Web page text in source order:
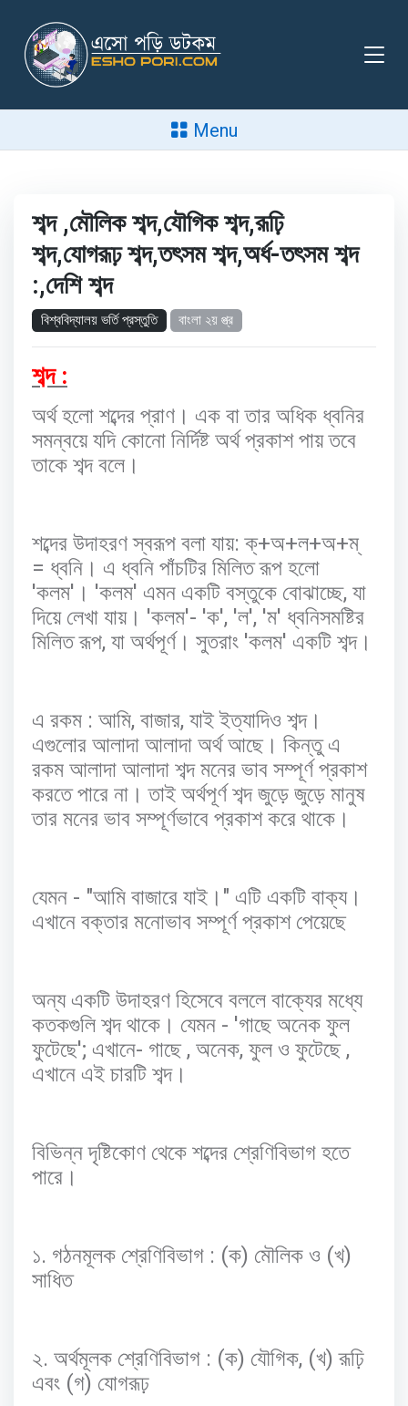
Menu
শব্দ ,মৌলিক শব্দ,যৌগিক শব্দ,রূঢ়ি
শব্দ,যোগরূঢ় শব্দ,তৎসম শব্দ,অর্ধ-তৎসম শব্দ
:,দেশি শব্দ
বিশ্ববিদ্যালয় ভর্তি প্রস্তুতি বাংলা ২য় প্ত্র
শব্দ:
অর্থ হলো শব্দের প্রাণ। এক বা তার অধিক ধ্বনির
সমন্বয়ে যদি কোনো নির্দিষ্ট অর্থ প্রকাশ পায় তবে
তাকে শব্দ বলে।
শব্দের উদাহরণ স্বরূপ বলা যায়:ক্+অ+ল+অ+ম্
= ধ্বনি। এ ধ্বনি পাঁচটির মিলিত রূপ হলো
'কলম' । 'কলম' এমন একটি বস্তুকে বোঝাচ্ছে, যা
দিয়ে লেখা যায়। 'কলম'- 'ক', 'ল', 'ম' ধ্বনিসমষ্টির
মিলিত রূপ, যা অর্থপূর্ণ। সুতরাং 'কলম' একটি শব্দ।
এ রকম : আমি, বাজার, যাই ইত্যাদিও শব্দ।
এগুলোর আলাদা আলাদা অর্থ আছে। কিন্তু এ
রকম আলাদা আলাদা শব্দ মনের ভাব সম্পূর্ণ প্রকাশ
করতে পারে না। তাই অর্থপূর্ণ শব্দ জুড়ে জুড়ে মানুষ
তার মনের ভাব সম্পূর্ণভাবে প্রকাশ করে থাকে।
যেমন - "আমি বাজারে যাই। " এটি একটি বাক্য।
এখানে বক্তার মনোভাব সম্পূর্ণ প্রকাশ পেয়েছে
অন্য একটি উদাহরণ হিসেবে বললে বাক্যের মধ্যে
কতকগুলি শব্দ থাকে। যেমন - 'গাছে অনেক ফুল
ফুটেছে'; এখানে- গাছে, অনেক, ফুল ও ফুটেছে,
এখানে এই চারটি শব্দ।
বিভিন্ন দৃষ্টিকোণ থেকে শব্দের শ্রেণিবিভাগ হতে
পারে।
১. গঠনমূলক শ্রেণিবিভাগ : (ক) মৌলিক ও (খ)
সাধিত
২. অর্থমূলক শ্রেণিবিভাগ : (ক) যৌগিক, (খ)রূঢ়ি
এবং (গ) যোগরূঢ়